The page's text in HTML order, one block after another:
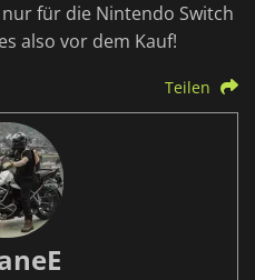
für die Nintendo Switch
also vor dem Kauf!
Teilen